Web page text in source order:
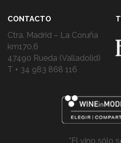
CONTACTO
Ctra. Madrid – La Coruña
km170,6
47490 Rueda (Valladolid)
T + 34 983 868 116
"El vino sólo